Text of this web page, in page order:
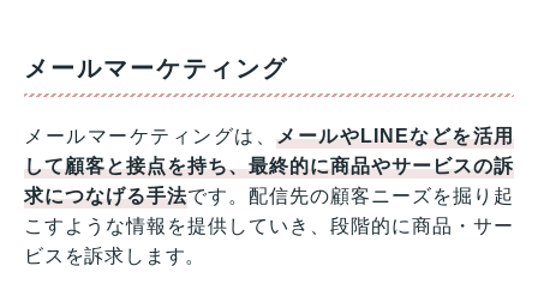
メールマーケティング
メールマーケティングは、メールやLINEなどを活用
して顧客と接点を持ち、最終的に商品やサービスの訴
求につなげる手法です。配信先の顧客ニーズを掘り起
こすような情報を提供していき、段階的に商品・サー
ビスを訴求します。